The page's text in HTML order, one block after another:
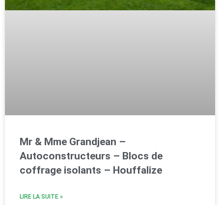
Mr & Mme Grandjean –
Autoconstructeurs – Blocs de
coffrage isolants – Houffalize
LIRE LA SUITE »